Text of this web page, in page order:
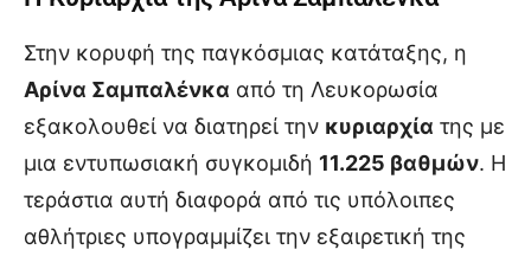
Στην κορυφή της παγκόσμιας κατάταξης, η
Αρίνα Σαμπαλένκα από τη Λευκορωσία
εξακολουθεί να διατηρεί την κυριαρχία της με
μια εντυπωσιακή συγκομιδή 11.225 βαθμών. Η
τεράστια αυτή διαφορά από τις υπόλοιπες
αθλήτριες υπογραμμίζει την εξαιρετική της